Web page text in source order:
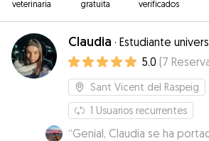
veterinaria
gratuita
verificados
Claudia · Estudiante
5.0 (7
Sant Vicent del Raspeig
1 Usuarios recurrentes
“Genial, Claudia se ha